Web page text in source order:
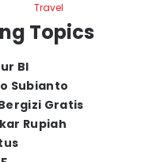
Travel
Topics
BI
Subianto
Gratis
Rupiah